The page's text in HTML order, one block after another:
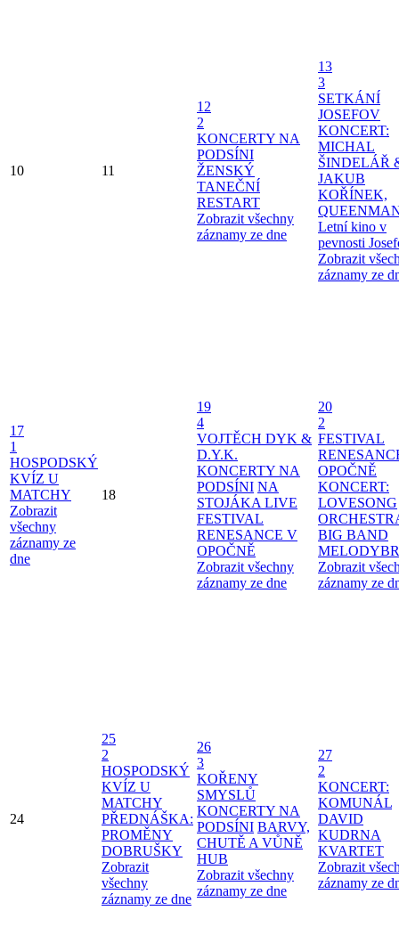
10 11
12
2
KONCERTY NA
PODSÍNI
ŽENSKÝ
TANEČNÍ
RESTART
Zobrazit všechny
záznamy ze dne
13
3
SETKÁNÍ
JOSEFOV
KONCERT:
MICHAL
ŠINDELÁŘ
JAKUB
KOŘÍNEK,
Letní kino v
pevnosti
Zobrazit
záznamy ze
17
1
HOSPODSKÝ
KVÍZ U
MATCHY
Zobrazit
všechny
záznamy ze
dne
18
19
4
VOJTĚCH DYK &
D.Y.K.
KONCERTY NA
PODSÍNI NA
STOJÁKA LIVE
FESTIVAL
RENESANCE V
OPOČNĚ
Zobrazit všechny
záznamy ze dne
20
2
FESTIVAL
OPOČNĚ
KONCERT:
LOVESONG
BIG BAND
Zobrazit
záznamy ze
24
25
2
HOSPODSKÝ
KVÍZ U
MATCHY
PŘEDNÁŠKA:
PROMĚNY
DOBRUŠKY
Zobrazit
všechny
záznamy ze dne
26
3
KOŘENY
SMYSLŮ
KONCERTY NA
PODSÍNI BARVY,
CHUTĚ A VŮNĚ
HUB
Zobrazit všechny
záznamy ze dne
27
2
KONCERT:
KOMUNÁL
DAVID
KUDRNA
KVARTET
Zobrazit
záznamy ze